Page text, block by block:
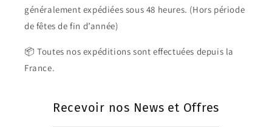
généralement expédiées sous 48 heures. (Hors période
de fêtes de fin d’année)
📦 Toutes nos expéditions sont effectuées depuis la
France.
Recevoir nos News et Offres